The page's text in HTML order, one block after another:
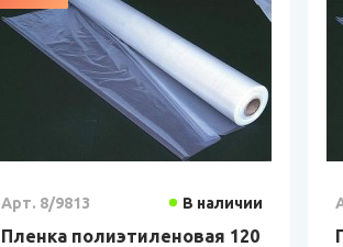
Арт. 8/9813 В наличии
Пленка полиэтиленовая 120